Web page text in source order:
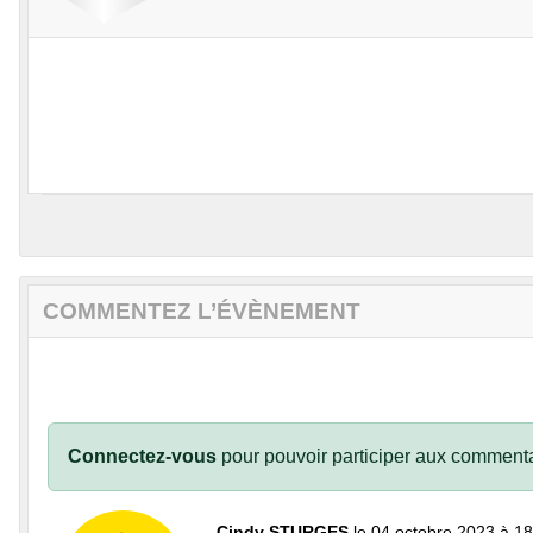
COMMENTEZ L’ÉVÈNEMENT
Connectez-vous pour pouvoir participer aux